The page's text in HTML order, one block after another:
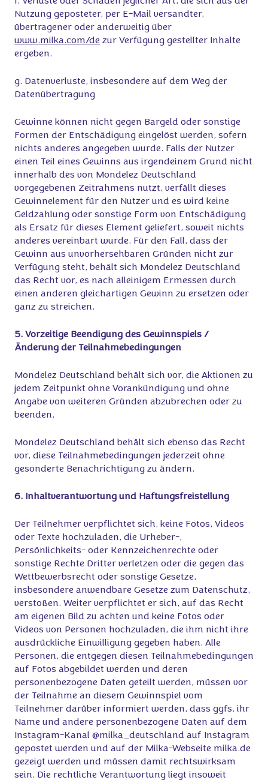
Nutzung geposteter, per E-Mail versandter,
übertragener oder anderweitig über
www.milka.com/de zur Verfügung gestellter Inhalte
ergeben.
g. Datenverluste, insbesondere auf dem Weg der
Datenübertragung
Gewinne können nicht gegen Bargeld oder sonstige
Formen der Entschädigung eingelöst werden, sofern
nichts anderes angegeben wurde. Falls der Nutzer
einen Teil eines Gewinns aus irgendeinem Grund nicht
innerhalb des von Mondelez Deutschland
vorgegebenen Zeitrahmens nutzt, verfällt dieses
Gewinnelement für den Nutzer und es wird keine
Geldzahlung oder sonstige Form von Entschädigung
als Ersatz für dieses Element geliefert, soweit nichts
anderes vereinbart wurde. Für den Fall, dass der
Gewinn aus unvorhersehbaren Gründen nicht zur
Verfügung steht, behält sich Mondelez Deutschland
das Recht vor, es nach alleinigem Ermessen durch
einen anderen gleichartigen Gewinn zu ersetzen oder
ganz zu streichen.
5. Vorzeitige Beendigung des Gewinnspiels /
Änderung der Teilnahmebedingungen
Mondelez Deutschland behält sich vor, die Aktionen zu
jedem Zeitpunkt ohne Vorankündigung und ohne
Angabe von weiteren Gründen abzubrechen oder zu
beenden.
Mondelez Deutschland behält sich ebenso das Recht
vor, diese Teilnahmebedingungen jederzeit ohne
gesonderte Benachrichtigung zu ändern.
6. Inhaltverantwortung und Haftungsfreistellung
Der Teilnehmer verpflichtet sich, keine Fotos, Videos
oder Texte hochzuladen, die Urheber-,
Persönlichkeits- oder Kennzeichenrechte oder
sonstige Rechte Dritter verletzen oder die gegen das
Wettbewerbsrecht oder sonstige Gesetze,
insbesondere anwendbare Gesetze zum Datenschutz,
verstoßen. Weiter verpflichtet er sich, auf das Recht
am eigenen Bild zu achten und keine Fotos oder
Videos von Personen hochzuladen, die ihm nicht ihre
ausdrückliche Einwilligung gegeben haben. Alle
Personen, die entgegen diesen Teilnahmebedingungen
auf Fotos abgebildet werden und deren
personenbezogene Daten geteilt werden, müssen vor
der Teilnahme an diesem Gewinnspiel vom
Teilnehmer darüber informiert werden, dass ggfs. ihr
Name und andere personenbezogene Daten auf dem
Instagram-Kanal @milka_deutschland auf Instagram
gepostet werden und auf der Milka-Webseite milka.de
gezeigt werden und müssen damit rechtswirksam
sein. Die rechtliche Verantwortung liegt insoweit